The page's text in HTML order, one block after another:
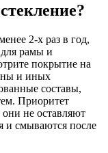
2-х раз в год,
рамы и
покрытие на
и иных
составы,
Приоритет
не оставляют
и смываются после